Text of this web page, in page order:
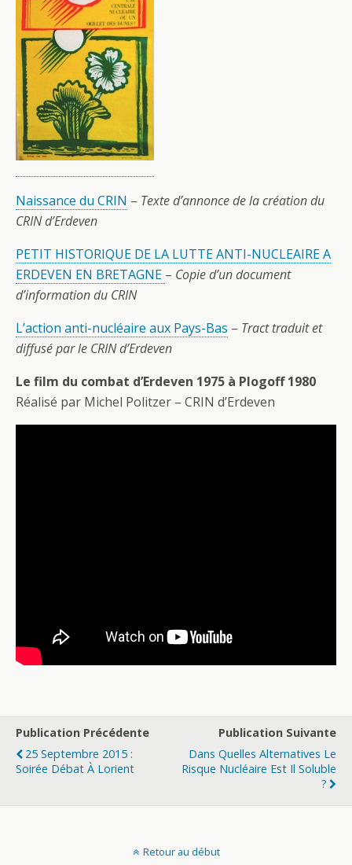
Naissance du CRIN – Texte d’annonce de la création du
CRIN d’Erdeven
PETIT HISTORIQUE DE LA LUTTE ANTI-NUCLEAIRE A
ERDEVEN EN BRETAGNE – Copie d’un document
d’information du CRIN
L’action anti-nucléaire aux Pays-Bas – Tract traduit et
diffusé par le CRIN d’Erdeven
Le film du combat d’Erdeven 1975 à Plogoff 1980
Réalisé par Michel Politzer – CRIN d’Erdeven
Publication Précédente
25 Septembre 2015 :
Soirée Débat À Lorient
Publication Suivante
Dans Quelles Alternatives Le
Risque Nucléaire Est Il Soluble
?
Retour au début